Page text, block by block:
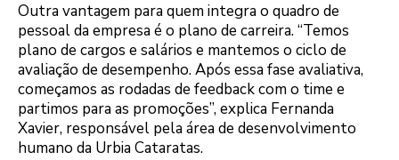
Outra vantagem para quem integra o quadro de
pessoal da empresa é o plano de carreira. “Temos
plano de cargos e salários e mantemos o ciclo de
avaliação de desempenho. Após essa fase avaliativa,
começamos as rodadas de feedback com o time e
partimos para as promoções”, explica Fernanda
Xavier, responsável pela área de desenvolvimento
humano da Urbia Cataratas.